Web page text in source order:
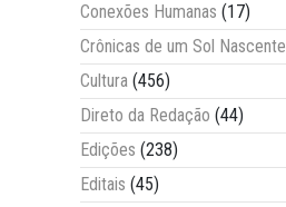
Conexões Humanas (17)
Crônicas de um Sol Nascente
Cultura (456)
Direto da Redação (44)
Edições (238)
Editais (45)